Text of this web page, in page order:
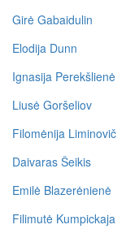
Girė Gabaidulin
Elodija Dunn
Ignasija Perekšlienė
Liusė Goršeliov
Filomėnija Liminovič
Daivaras Šeikis
Emilė Blazerėnienė
Filimutė Kumpickaja